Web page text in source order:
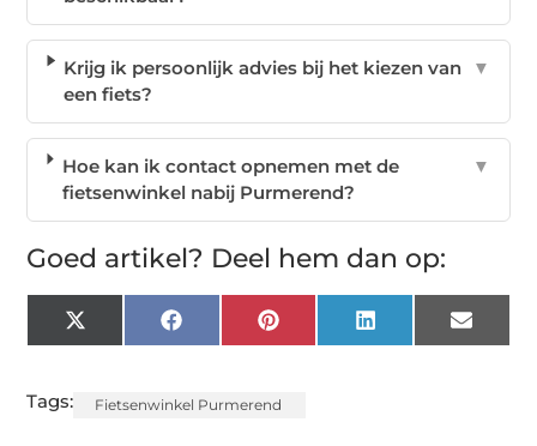
Krijg ik persoonlijk advies bij het kiezen van
een fiets?
▼
Hoe kan ik contact opnemen met de
fietsenwinkel nabij Purmerend?
▼
Goed artikel? Deel hem dan op:
X
(Twitter)
FacebookPinterest LinkedIn Email
Tags: Fietsenwinkel Purmerend